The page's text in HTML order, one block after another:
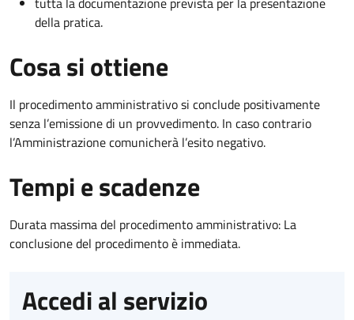
della pratica.
Cosa si ottiene
Il procedimento amministrativo si conclude positivamente
senza l’emissione di un provvedimento. In caso contrario
l’Amministrazione comunicherà l’esito negativo.
Tempi e scadenze
Durata massima del procedimento amministrativo: La
conclusione del procedimento è immediata.
Accedi al servizio